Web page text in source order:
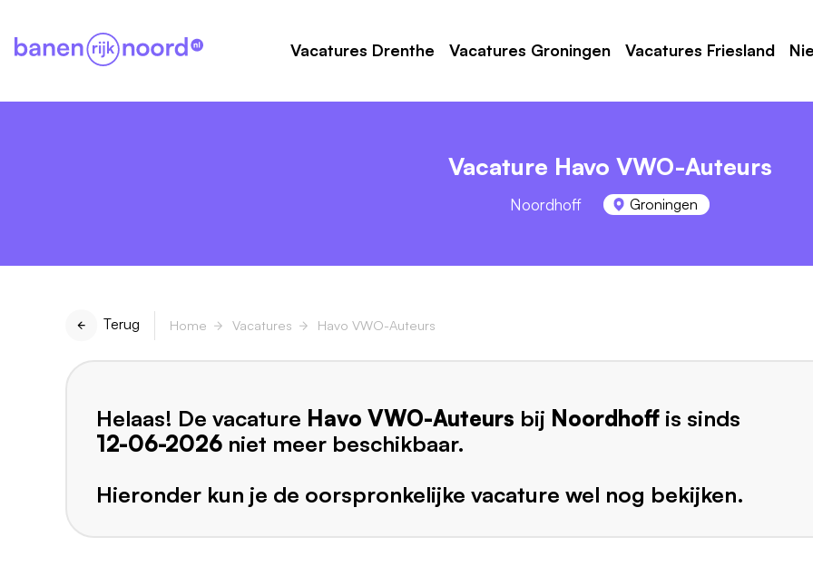
Vacatures Drenthe Vacatures Groningen Vacatures Friesland
Vacature Havo VWO-Auteurs
Noordhoff Groningen
Terug Home Vacatures Havo VWO-Auteurs
Helaas! De vacature Havo VWO-Auteurs bij Noordhoff is sinds
12-06-2026 niet meer beschikbaar.
Hieronder kun je de oorspronkelijke vacature wel nog bekijken.